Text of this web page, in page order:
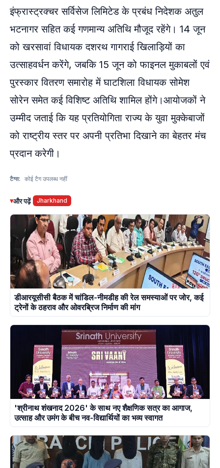
इंफ्रास्ट्रक्चर सर्विसेज लिमिटेड के प्रबंध निदेशक अतुल
भटनागर सहित कई गणमान्य अतिथि मौजूद रहेंगे। 14 जून
को खरसावां विधायक दशरथ गागराई खिलाड़ियों का
उत्साहवर्धन करेंगे, जबकि 15 जून को फाइनल मुकाबलों एवं
पुरस्कार वितरण समारोह में घाटशिला विधायक सोमेश
सोरेन समेत कई विशिष्ट अतिथि शामिल होंगे।आयोजकों ने
उम्मीद जताई कि यह प्रतियोगिता राज्य के युवा मुक्केबाजों
को राष्ट्रीय स्तर पर अपनी प्रतिभा दिखाने का बेहतर मंच
प्रदान करेगी।
टैग्स: कोई टैग उपलब्ध नहीं
▾और पढ़ें Jharkhand
डीआरयूसीसी बैठक में चांडिल-नीमडीह की रेल समस्याओं पर जोर, कई
ट्रेनों के ठहराव और ओवरब्रिज निर्माण की मांग
'श्रीनाथ शंखनाद 2026' के साथ नए शैक्षणिक सत्र का आगाज,
उत्साह और उमंग के बीच नव-विद्यार्थियों का भव्य स्वागत